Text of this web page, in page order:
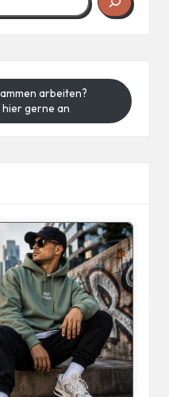
arbeiten?
hier gerne an